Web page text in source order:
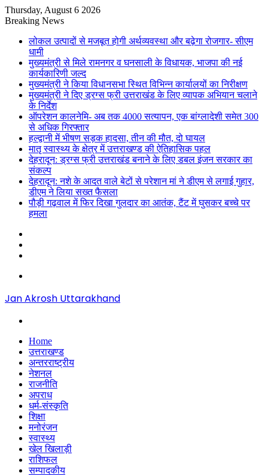
Thursday, August 6 2026
Breaking News
लोकल उत्पादों से मजबूत होगी अर्थव्यवस्था और बढ़ेगा रोजगार- सीएम
धामी
मुख्यमंत्री से मिले रामनगर व घनसाली के विधायक, भाजपा की नई
कार्यकारिणी जल्द
मुख्यमंत्री ने किया विधानसभा स्थित विभिन्न कार्यालयों का निरीक्षण
मुख्यमंत्री ने दिए ड्रग्स फ्री उत्तराखंड के लिए व्यापक अभियान चलाने
के निर्देश
ऑपरेशन कालनेमि- अब तक 4000 सत्यापन, एक बांग्लादेशी समेत 300
से अधिक गिरफ्तार
हल्द्वानी में भीषण सड़क हादसा, तीन की मौत, दो घायल
मातृ स्वास्थ्य के क्षेत्र में उत्तराखण्ड की ऐतिहासिक पहल
देहरादून: ड्रग्स फ्री उत्तराखंड बनाने के लिए डबल इंजन सरकार का
संकल्प
देहरादून: नशे के आदत वाले बेटों से परेशान मां ने डीएम से लगाई गुहार,
डीएम ने लिया सख्त फैसला
पौड़ी गढ़वाल में फिर दिखा गुलदार का आतंक, टैंट में घुसकर बच्चे पर
हमला
Jan Akrosh Uttarakhand
Home
उत्तराखण्ड
अन्तरराष्ट्रीय
नेशनल
राजनीति
अपराध
धर्म-संस्कृति
शिक्षा
मनोरंजन
स्वास्थ्य
खेल खिलाड़ी
राशिफल
सम्पादकीय